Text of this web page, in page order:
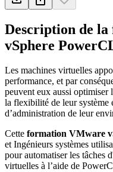
Description de
vSphere
Les machines virtuelles
performance, et par
peuvent eux aussi
la flexibilité de leur système
d’administration de leur
Cette formation VMware
et Ingénieurs systèmes
pour automatiser les tâches
virtuelles à l’aide de